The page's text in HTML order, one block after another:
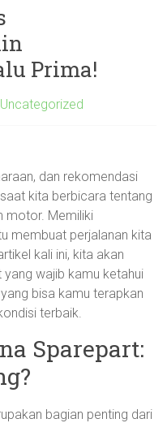
Prima!
Uncategorized
dan rekomendasi
kita berbicara tentang
motor. Memiliki
membuat perjalanan kita
kali ini, kita akan
wajib kamu ketahui
bisa kamu terapkan
terbaik.
Sparepart:
bagian penting dari